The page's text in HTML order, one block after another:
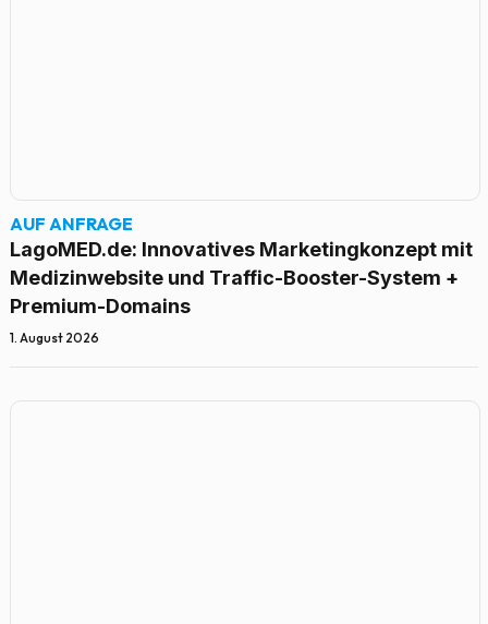
AUF ANFRAGE
LagoMED.de: Innovatives Marketingkonzept mit
Medizinwebsite und Traffic-Booster-System +
Premium-Domains
1. August 2026